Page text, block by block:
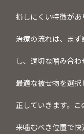
損しにくい特徴があ
治療の流れは、ま
し、適切な噛み合わ
最適な被せ物を選
正していきます。
来噛むべき位置で快